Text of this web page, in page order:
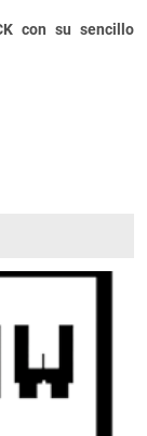
con su sencillo